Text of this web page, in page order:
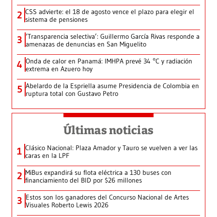
2 CSS advierte: el 18 de agosto vence el plazo para elegir el
sistema de pensiones
3 ‘Transparencia selectiva’: Guillermo García Rivas responde a
amenazas de denuncias en San Miguelito
4 Onda de calor en Panamá: IMHPA prevé 34 °C y radiación
extrema en Azuero hoy
5 Abelardo de la Espriella asume Presidencia de Colombia en
ruptura total con Gustavo Petro
Últimas noticias
1 Clásico Nacional: Plaza Amador y Tauro se vuelven a ver las
caras en la LPF
2 MiBus expandirá su flota eléctrica a 130 buses con
financiamiento del BID por $26 millones
3 Estos son los ganadores del Concurso Nacional de Artes
Visuales Roberto Lewis 2026